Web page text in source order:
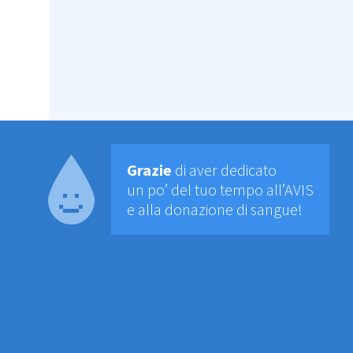
Grazie di aver dedicato
un po’ del tuo tempo all’AVIS
e alla donazione di sangue!